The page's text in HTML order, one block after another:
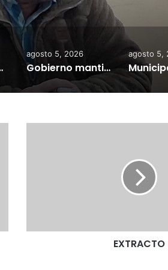
más
de
y combatir el mercado ilegal
agosto 5, 2026
Gobierno mantiene despliegue regional y refuerza la ayuda en las comunas afectadas por el sistema frontal
agosto 5,
EXTRACTO